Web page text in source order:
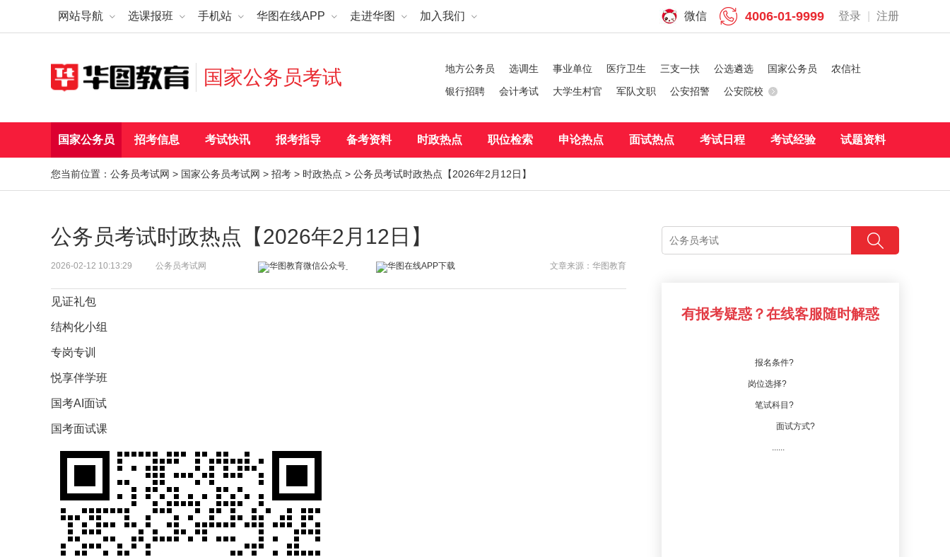
网站导航 选课报班 手机站 华图在线APP 走进华图 加入我们 登录 注册
4006-01-9999
微信
国家公务员考试 地方公务员 选调生 事业单位 医疗卫生 三支一扶 公选遴选 国家公务员
农信社
银行招聘
会计考试 大学生村官 军队文职 公安招警 公安院校
国家公务员 招考信息 考试快讯 报考指导 备考资料 时政热点 职位检索 申论热点 面试热点 考试日程 考试经验 试题资料
您当前位置： 公务员考试网 > 国家公务员考试网 > 招考 > 时政热点 > 公务员考试时政热点【2026年2月12日】
公务员考试时政热点【2026年2月12日】
2026-02-12 10:13:29 公务员考试网 文章来源：华图教育
见证礼包
结构化小组
专岗专训
悦享伴学班
国考AI面试
国考面试课
有报考疑惑？在线客服随时解惑
报名条件?
岗位选择?
笔试科目?
面试方式?
......